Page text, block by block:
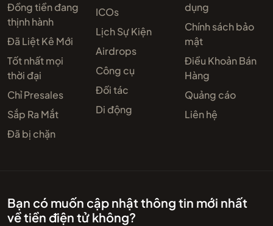
Đồng tiền đang
thịnh hành
Đã Liệt Kê Mới
Tốt nhất mọi
thời đại
Chỉ Presales
Sắp Ra Mắt
Đã bị chặn
ICOs
Lịch Sự Kiện
Airdrops
Công cụ
Đối tác
Di động
dụng
Chính sách bảo
mật
Điều Khoản Bán
Hàng
Quảng cáo
Liên hệ
Bạn có muốn cập nhật thông tin mới nhất
về tiền điện tử không?